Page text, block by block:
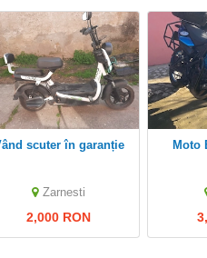
Vând scuter în garanție
Zarnesti
2,000 RON